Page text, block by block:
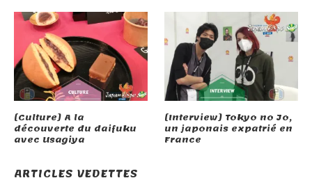
[Culture] A la
découverte du daifuku
avec Usagiya
[Interview] Tokyo no Jo,
un japonais expatrié en
France
ARTICLES VEDETTES